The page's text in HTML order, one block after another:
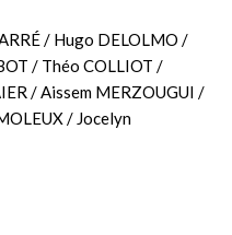
/ Hugo DELOLMO /
/ Théo COLLIOT /
/ Aissem MERZOUGUI /
/ Jocelyn